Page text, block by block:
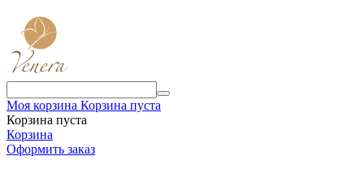
Моя корзина Корзина пуста
Корзина пуста
Корзина
Оформить заказ